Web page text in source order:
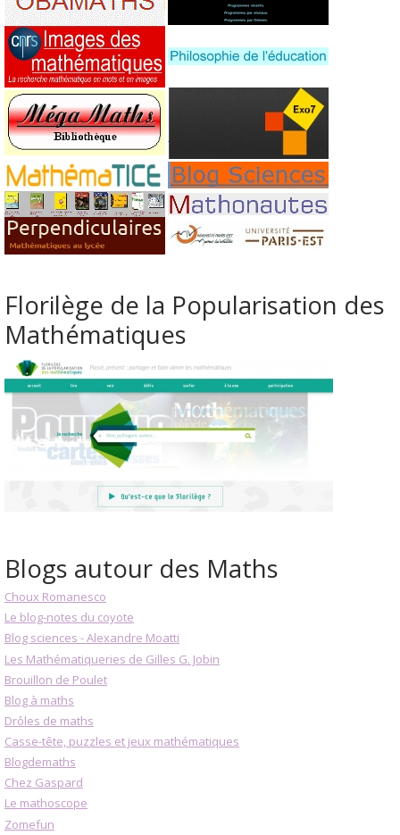
Florilège de la Popularisation des
Mathématiques
Blogs autour des Maths
Choux Romanesco
Le blog-notes du coyote
Blog sciences - Alexandre Moatti
Les Mathématiqueries de Gilles G. Jobin
Brouillon de Poulet
Blog à maths
Drôles de maths
Casse-tête, puzzles et jeux mathématiques
Blogdemaths
Chez Gaspard
Le mathoscope
Zomefun